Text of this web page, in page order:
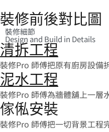
裝修前後對比圖
裝修細節
Design and Build in Details
清拆工程
裝修Pro 師傅把原有廚房設備
泥水工程
裝修Pro 師傅為牆體舖上一層
傢俬安裝
裝修Pro 師傅把一切背景工程